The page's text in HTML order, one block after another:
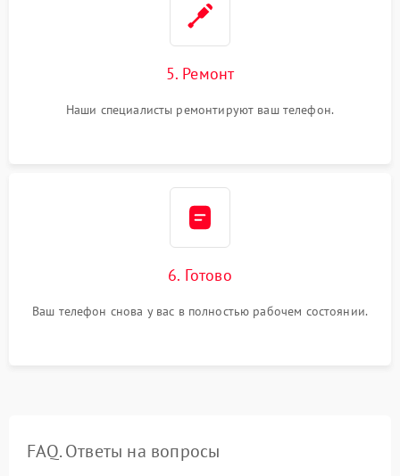
5. Ремонт
Наши специалисты ремонтируют ваш телефон.
6. Готово
Ваш телефон снова у вас в полностью рабочем состоянии.
FAQ. Ответы на вопросы